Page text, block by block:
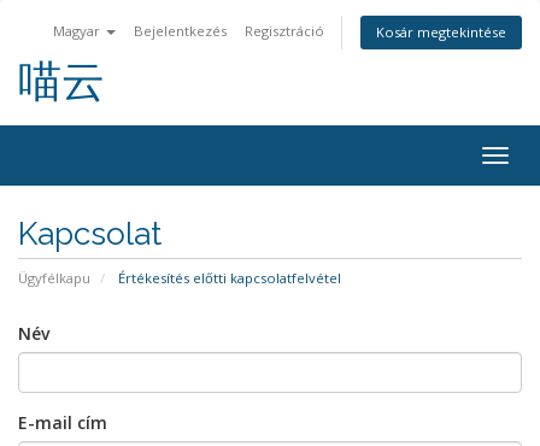
Magyar Bejelentkezés Regisztráció Kosár megtekintése
喵云
a
Kapcsolat
Ügyfélkapu Értékesítés előtti kapcsolatfelvétel
Név
E-mail cím